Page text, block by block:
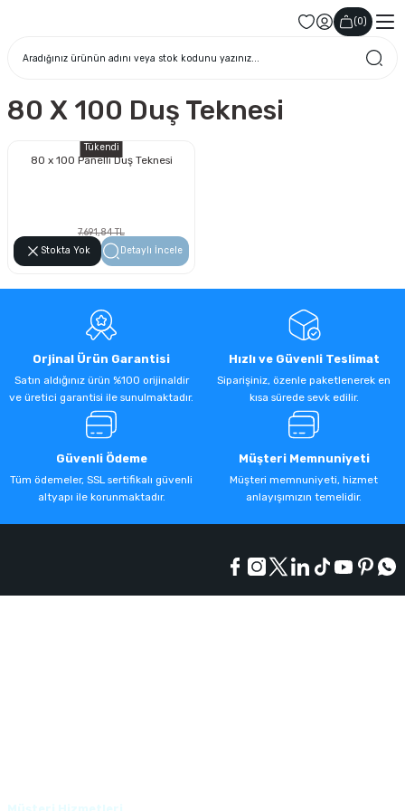
(0)
80 X 100 Duş Teknesi
Tükendi
80 x 100 Panelli Duş Teknesi
7.691,84 TL
4.384,35 TL
Stokta Yok Detaylı İncele
Orjinal Ürün Garantisi
Satın aldığınız ürün %100 orijinaldir
ve üretici garantisi ile sunulmaktadır.
Hızlı ve Güvenli Teslimat
Siparişiniz, özenle paketlenerek en
kısa sürede sevk edilir.
Güvenli Ödeme
Tüm ödemeler, SSL sertifikalı güvenli
altyapı ile korunmaktadır.
Müşteri Memnuniyeti
Müşteri memnuniyeti, hizmet
anlayışımızın temelidir.